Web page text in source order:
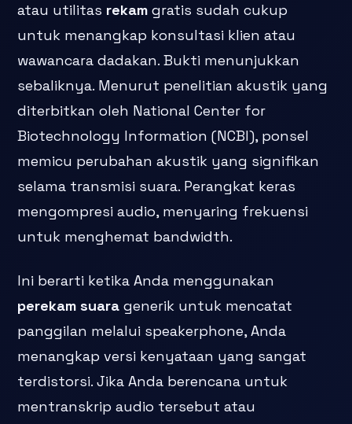
atau utilitas rekam gratis sudah cukup
untuk menangkap konsultasi klien atau
wawancara dadakan. Bukti menunjukkan
sebaliknya. Menurut penelitian akustik yang
diterbitkan oleh National Center for
Biotechnology Information (NCBI), ponsel
memicu perubahan akustik yang signifikan
selama transmisi suara. Perangkat keras
mengompresi audio, menyaring frekuensi
untuk menghemat bandwidth.
Ini berarti ketika Anda menggunakan
perekam suara generik untuk mencatat
panggilan melalui speakerphone, Anda
menangkap versi kenyataan yang sangat
terdistorsi. Jika Anda berencana untuk
mentranskrip audio tersebut atau